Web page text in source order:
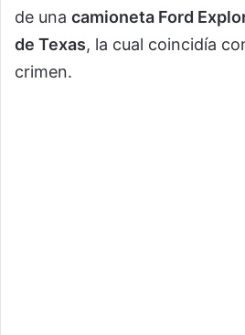
de una camioneta Ford
de Texas, la cual coincidía
crimen.